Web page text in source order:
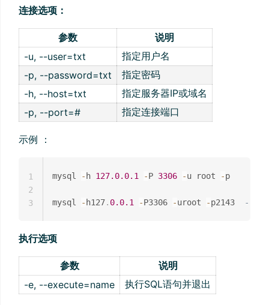
连接选项：
参数
说明
-u, --user=txt
指定用户名
-p, --password=txt
指定密码
-h, --host=txt
指定服务器IP或域名
-p, --port=#
指定连接端口
示例 ：
mysql - h 127.0.0.1 -P 3306 -u root -p
mysql - h127. 0.0.1 -P3306 -uroot - -- 可
1
2
3
执行选项
参数
说明
-e, --execute=name
执行SQL语句并退出